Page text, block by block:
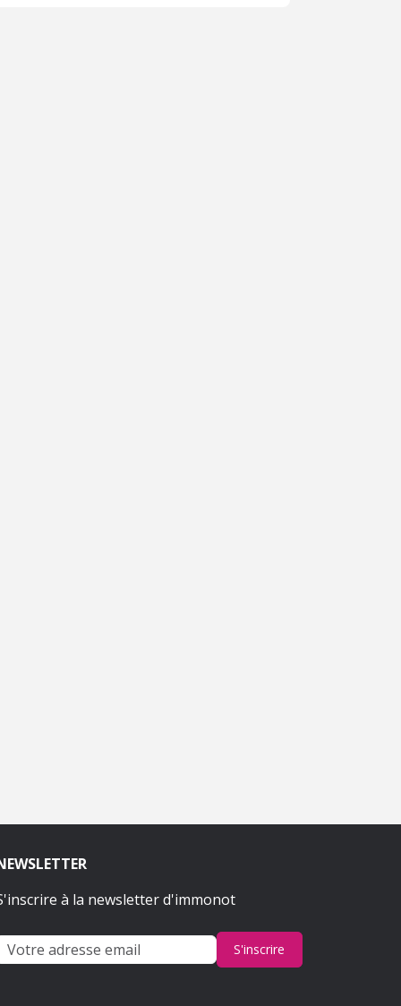
à la newsletter d'immonot
S'inscrire